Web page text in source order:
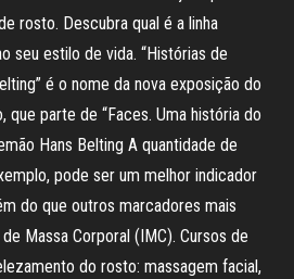
rosto. Descubra qual é a linha
seu estilo de vida. “Histórias de
é o nome da nova exposição do
que parte de “Faces. Uma história do
Hans Belting A quantidade de
pode ser um melhor indicador
do que outros marcadores mais
Massa Corporal (IMC). Cursos de
do rosto: massagem facial,